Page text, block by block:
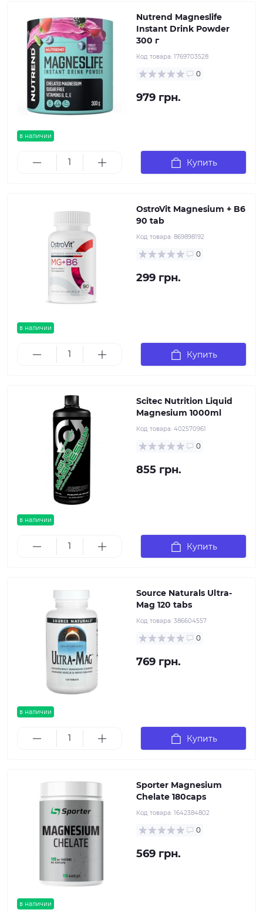
в наличии
Nutrend Magneslife
Instant Drink Powder
300 г
Код товара: 1769703528
0
979 грн.
Купить
в наличии
OstroVit Magnesium + B6
90 tab
Код товара: 869898192
0
299 грн.
Купить
в наличии
Scitec Nutrition Liquid
Magnesium 1000ml
Код товара: 402570961
0
855 грн.
Купить
в наличии
Source Naturals Ultra-
Mag 120 tabs
Код товара: 386604557
0
769 грн.
Купить
в наличии
Sporter Magnesium
Chelate 180caps
Код товара: 1642384802
0
569 грн.